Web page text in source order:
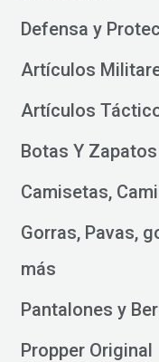
Defensa y
Artículos
Artículos
Botas Y Zapatos
Camisetas,
Gorras, Pavas,
más
Pantalones y
Propper Original